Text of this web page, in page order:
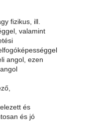
fizikus, ill.
valamint
angol, ezen
és
és jó